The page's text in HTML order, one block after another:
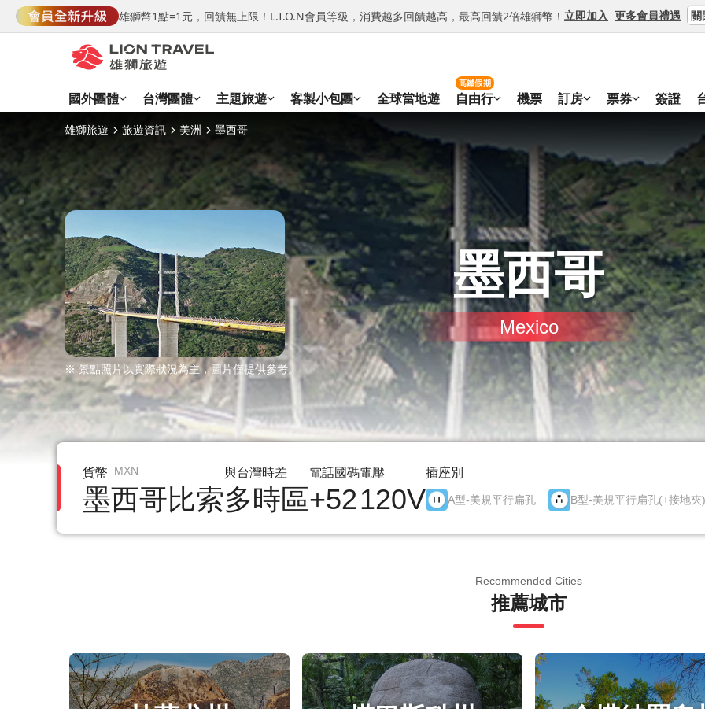
雄獅幣1點=1元，回饋無上限！L.I.O.N會員等級，消費越多回饋越高，最高回饋2倍雄獅幣！ 立即加入 更多會員禮遇 關
國外團體 台灣團體 主題旅遊 客製小包團 全球當地遊 自由行
高鐵假期
機票 訂房 票券 簽證
雄獅旅遊 旅遊資訊 美洲 墨西哥
※ 景點照片以實際狀況為主，圖片僅提供參考。
墨西哥
Mexico
貨幣 MXN
墨西哥比索
與台灣時差
多時區
電話國碼
+52
電壓
120V
插座別
A型-美規平行扁孔 B型-美規平行扁孔(+接地夾)
Recommended Cities
推薦城市